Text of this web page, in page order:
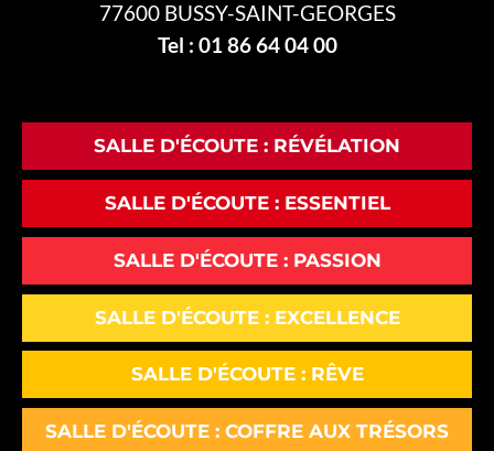
77600 BUSSY-SAINT-GEORGES
Tel : 01 86 64 04 00
SALLE D'ÉCOUTE : RÉVÉLATION
SALLE D'ÉCOUTE : ESSENTIEL
SALLE D'ÉCOUTE : PASSION
SALLE D'ÉCOUTE : EXCELLENCE
SALLE D'ÉCOUTE : RÊVE
SALLE D'ÉCOUTE : COFFRE AUX TRÉSORS